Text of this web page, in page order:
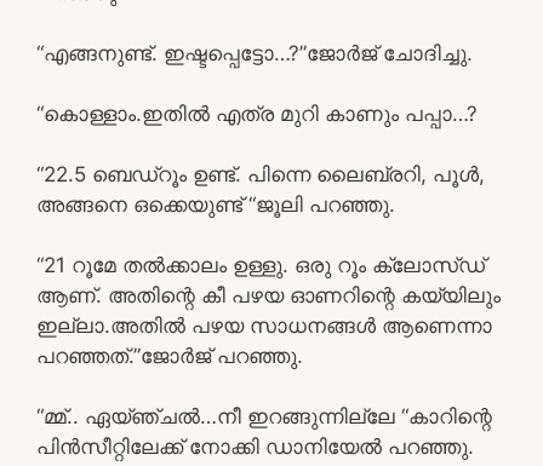
“എങ്ങനുണ്ട്. ഇഷ്ടപ്പെട്ടോ…?”ജോർജ് ചോദിച്ചു.
“കൊള്ളാം.ഇതിൽ എത്ര മുറി കാണും പപ്പാ…?
“22.5 ബെഡ്‌റൂം ഉണ്ട്. പിന്നെ ലൈബ്രറി, പൂൾ,
അങ്ങനെ ഒക്കെയുണ്ട് “ജൂലി പറഞ്ഞു.
“21 റൂമേ തൽക്കാലം ഉള്ളു. ഒരു റൂം ക്ലോസ്ഡ്
ആണ്. അതിന്റെ കീ പഴയ ഓണറിന്റെ കയ്യിലും
ഇല്ലാ.അതിൽ പഴയ സാധനങ്ങൾ ആണെന്നാ
പറഞ്ഞത്.”ജോർജ് പറഞ്ഞു.
“മ്മ്.. ഏയ്ഞ്ചൽ…നീ ഇറങ്ങുന്നില്ലേ “കാറിന്റെ
പിൻസീറ്റിലേക്ക് നോക്കി ഡാനിയേൽ പറഞ്ഞു.